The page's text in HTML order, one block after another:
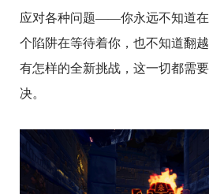
应对各种问题——你永远不知道
个陷阱在等待着你，也不知道翻
有怎样的全新挑战，这一切都需
决。